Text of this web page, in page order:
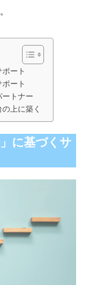
ート
ート
ートナー
上に築く
に基づくサ